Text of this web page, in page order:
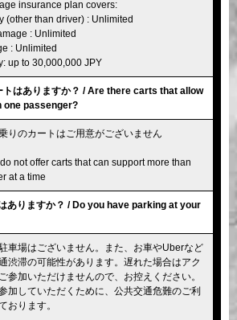
insurance plan covers:
(other than driver) : Unlimited
: Unlimited
: Unlimited
up to 30,000,000 JPY
トはありますか？ / Are there carts that allow
one passenger?
りのカートはご用意がございません
not offer carts that can support more than
at a time
ありますか？ / Do you have parking at your
車場はございません。また、お車やUberなど
渋滞の可能性があります。遅れた場合はアク
参加いただけませんので、お控えください。
加していただくために、公共交通危難のご利
おります。